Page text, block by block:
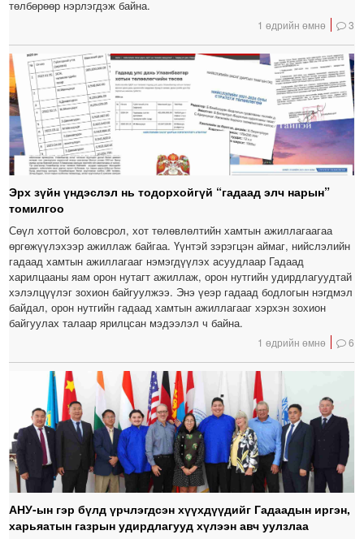
төлбөрөөр нэрлэгдэж байна.
1 өдрийн өмнө 3
Эрх зүйн үндэслэл нь тодорхойгүй “гадаад элч нарын”
томилгоо
Сөүл хоттой боловсрол, хот төлөвлөлтийн хамтын ажиллагаагаа
өргөжүүлэхээр ажиллаж байгаа. Үүнтэй зэрэгцэн аймаг, нийслэлийн
гадаад хамтын ажиллагааг нэмэгдүүлэх асуудлаар Гадаад
харилцааны яам орон нутагт ажиллаж, орон нутгийн удирдлагуудтай
хэлэлцүүлэг зохион байгуулжээ. Энэ үеэр гадаад бодлогын нэгдмэл
байдал, орон нутгийн гадаад хамтын ажиллагааг хэрхэн зохион
байгуулах талаар ярилцсан мэдээлэл ч байна.
1 өдрийн өмнө 6
АНУ-ын гэр бүлд үрчлэгдсэн хүүхдүүдийг Гадаадын иргэн,
харьяатын газрын удирдлагууд хүлээн авч уулзлаа